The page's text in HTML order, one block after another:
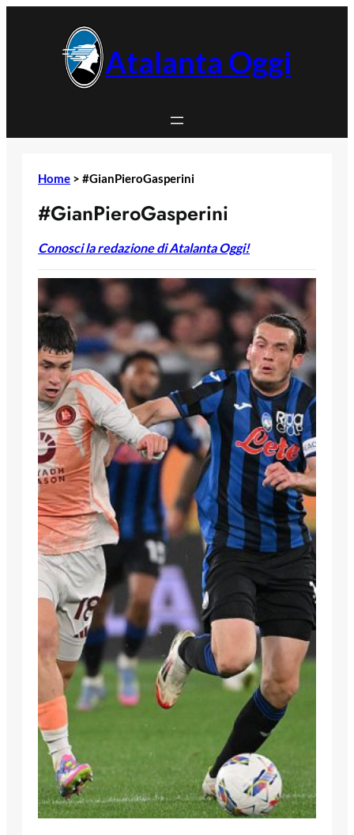
Atalanta Oggi
Home > #GianPieroGasperini
#GianPieroGasperini
Conosci la redazione di Atalanta Oggi!